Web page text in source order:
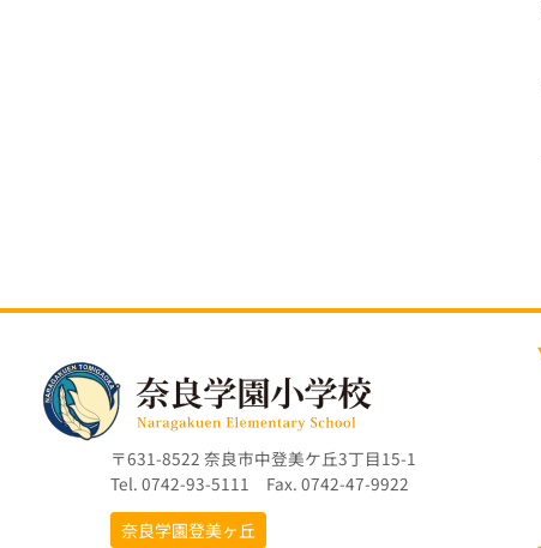
〒631-8522 奈良市中登美ケ丘3丁目15-1
Tel. 0742-93-5111 Fax. 0742-47-9922
奈良学園登美ヶ丘